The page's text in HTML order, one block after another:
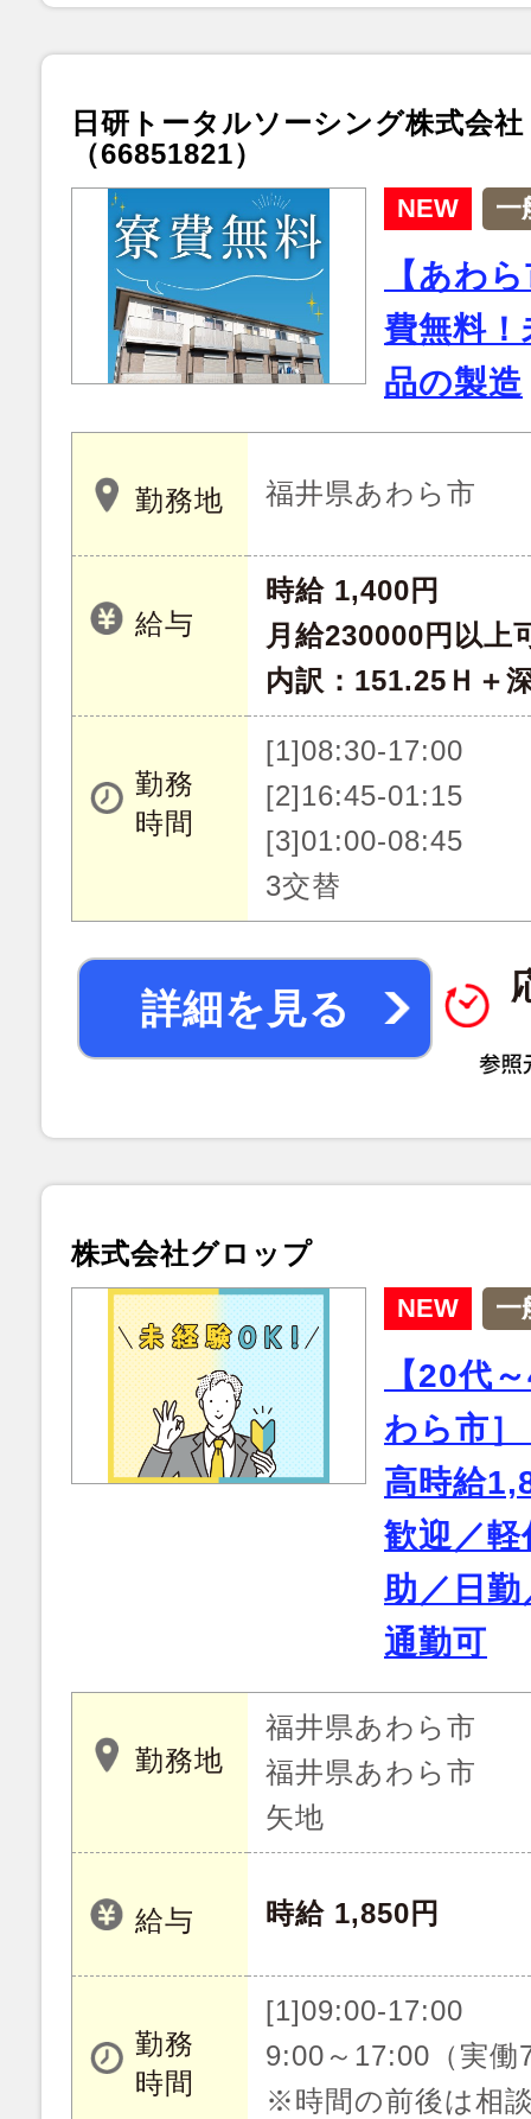
日研トータルソーシング株式会
（66851821）
NEW 一
【あわ
費無料
品の製造
勤務地 福井県あわら市
給与
時給 1,400円
月給230000円以上
内訳：151.25Ｈ＋
勤務
時間
[1]08:30-17:00
[2]16:45-01:15
[3]01:00-08:45
3交替
詳細を見る
株式会社グロップ
NEW 一
【20代
わら市
高時給
歓迎／
助／日
通勤可
勤務地
福井県あわら市
福井県あわら市
矢地
給与 時給 1,850円
勤務
時間
[1]09:00-17:00
9:00～17:00（実働
※時間の前後は相